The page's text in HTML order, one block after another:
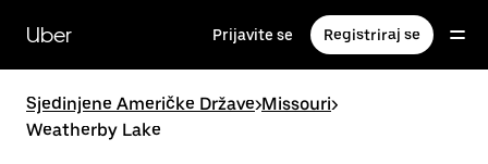
glavni
sadržaj
Uber Prijavite se Registriraj se
Sjedinjene Američke Države>Missouri>
Weatherby Lake